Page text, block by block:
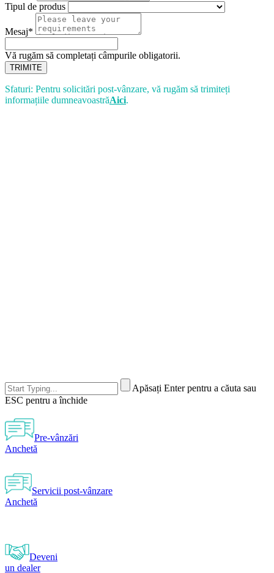
Tipul de produs
Mesaj*
Vă rugăm să completați câmpurile obligatorii.
TRIMITE
Sfaturi: Pentru solicitări post-vânzare, vă rugăm să trimiteți
informațiile dumneavoastrăAici.
Apăsați Enter pentru a căuta sau
ESC pentru a închide
Pre-vânzări
Anchetă
Servicii post-vânzare
Anchetă
Deveni
un dealer